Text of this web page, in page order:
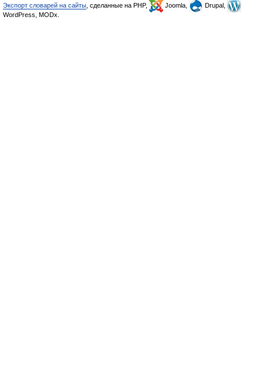
Экспорт словарей на сайты , сделанные на PHP, Joomla,
Drupal,
WordPress, MODx.